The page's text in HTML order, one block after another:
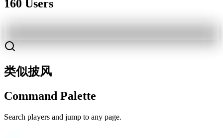
160 Users
类似披风
Command Palette
Search players and jump to any page.